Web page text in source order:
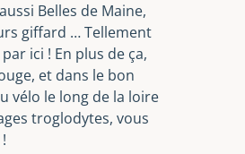
Belles de Maine,
giffard … Tellement
ici ! En plus de ça,
et dans le bon
vélo le long de la loire
troglodytes, vous